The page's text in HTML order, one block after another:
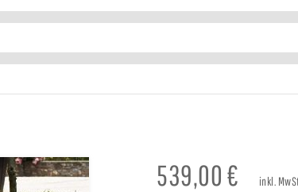
539,00€ inkl.